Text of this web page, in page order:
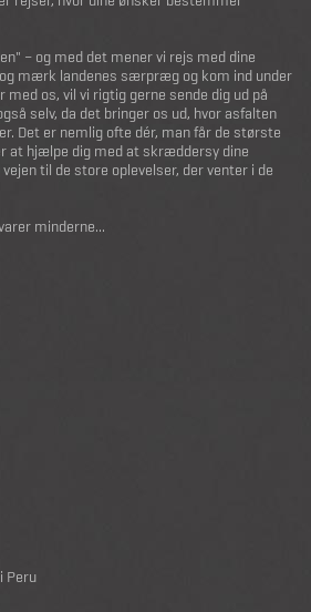
– og med det mener vi rejs med dine
mærk landenes særpræg og kom ind under
med os, vil vi rigtig gerne sende dig ud på
selv, da det bringer os ud, hvor asfalten
Det er nemlig ofte dér, man får de største
at hjælpe dig med at skræddersy dine
til de store oplevelser, der venter i de
minderne...
Peru